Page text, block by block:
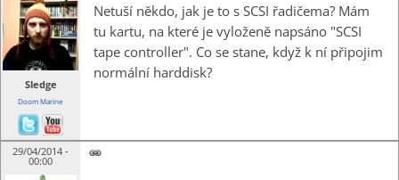
Sledge
Doom Marine
Netuší někdo, jak je to s SCSI řadičema? Mám
tu kartu, na které je vyloženě napsáno "SCSI
tape controller". Co se stane, když k ní připojim
normální harddisk?
29/04/2014 -
00:00